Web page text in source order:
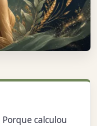
Porque calculou